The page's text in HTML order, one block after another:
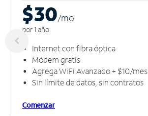
$30/mo
por 1 año
Internet con fibra óptica
Módem gratis
Agrega WiFi Avanzado + $10/mes
Sin límite de datos, sin contratos
Comenzar